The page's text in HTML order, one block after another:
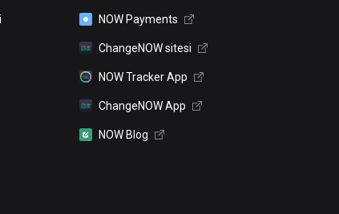
NOW Payments
ChangeNOW sitesi
NOW Tracker App
ChangeNOW App
NOW Blog